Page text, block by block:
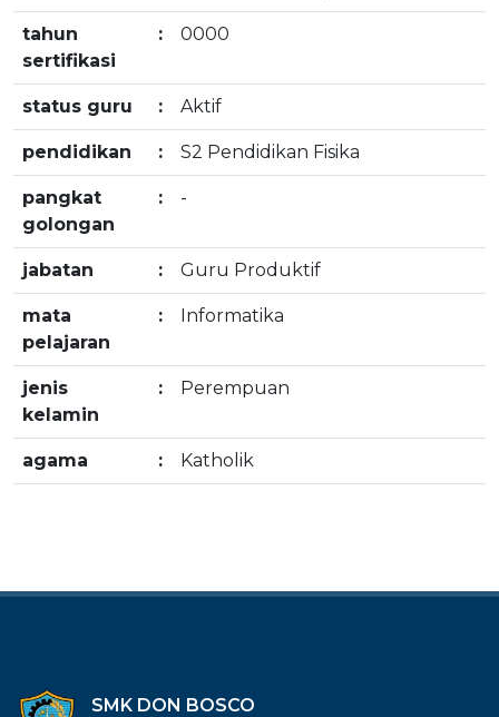
tahun
sertifikasi
: 0000
status guru : Aktif
pendidikan : S2 Pendidikan Fisika
pangkat
golongan
: -
jabatan : Guru Produktif
mata
pelajaran
: Informatika
jenis
kelamin
: Perempuan
agama : Katholik
SMK DON BOSCO